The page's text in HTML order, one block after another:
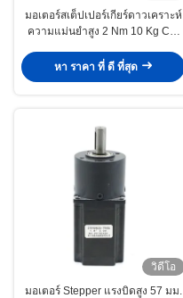
มอเตอร์สเต็ปเปอร์เกียร์ดาวเคราะห์
ความแม่นยำสูง 2 Nm 10 Kg Cm
หา ราคา ที่ ดี ที่สุด
วิดีโอ
มอเตอร์ Stepper แรงบิดสูง 57 มม.